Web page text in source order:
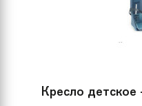
Кресло